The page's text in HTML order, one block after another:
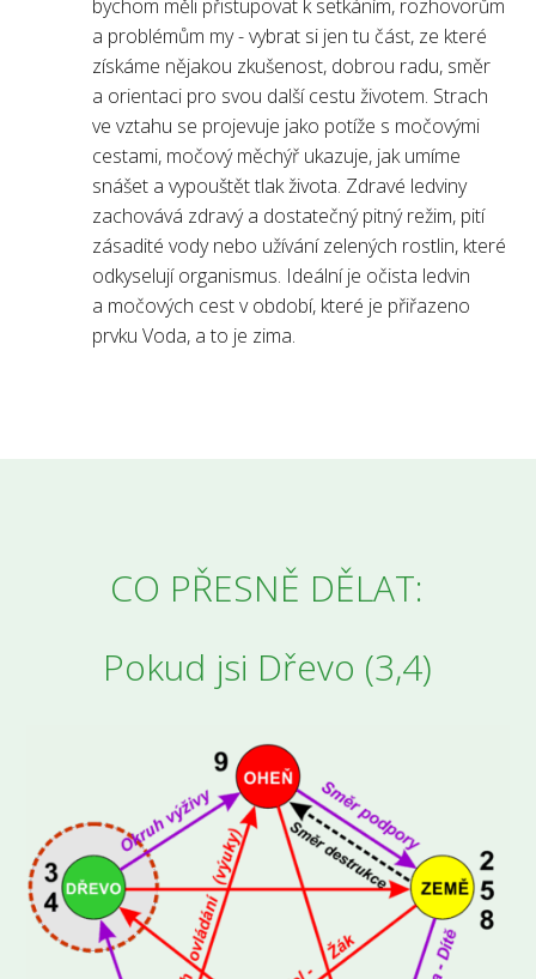
bychom měli přistupovat k setkáním, rozhovorům
a problémům my - vybrat si jen tu část, ze které
získáme nějakou zkušenost, dobrou radu, směr
a orientaci pro svou další cestu životem. Strach
ve vztahu se projevuje jako potíže s močovými
cestami, močový měchýř ukazuje, jak umíme
snášet a vypouštět tlak života. Zdravé ledviny
zachovává zdravý a dostatečný pitný režim, pití
zásadité vody nebo užívání zelených rostlin, které
odkyselují organismus. Ideální je očista ledvin
a močových cest v období, které je přiřazeno
prvku Voda, a to je zima.
CO PŘESNĚ DĚLAT:
Pokud jsi Dřevo (3,4)